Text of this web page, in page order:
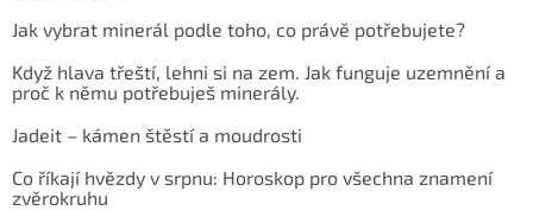
Jak vybrat minerál podle toho, co právě potřebujete?
Když hlava třeští, lehni si na zem. Jak funguje uzemnění a
proč k němu potřebuješ minerály.
Jadeit – kámen štěstí a moudrosti
Co říkají hvězdy v srpnu: Horoskop pro všechna znamení
zvěrokruhu